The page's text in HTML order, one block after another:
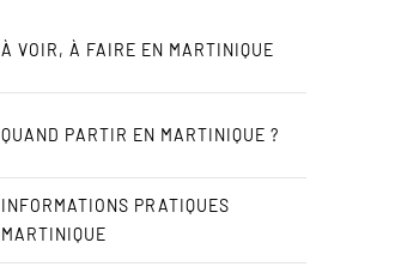
À VOIR, À FAIRE EN MARTINIQUE
QUAND PARTIR EN MARTINIQUE ?
INFORMATIONS PRATIQUES
MARTINIQUE